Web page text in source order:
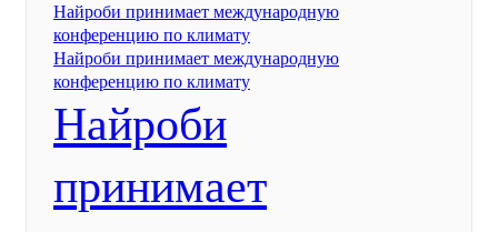
Найроби принимает международную
конференцию по климату
Найроби принимает международную
конференцию по климату
Найроби
принимает